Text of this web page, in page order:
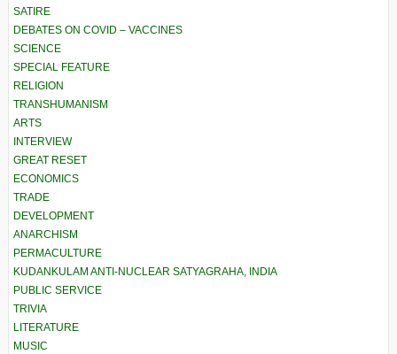
SATIRE
DEBATES ON COVID – VACCINES
SCIENCE
SPECIAL FEATURE
RELIGION
TRANSHUMANISM
ARTS
INTERVIEW
GREAT RESET
ECONOMICS
TRADE
DEVELOPMENT
ANARCHISM
PERMACULTURE
KUDANKULAM ANTI-NUCLEAR SATYAGRAHA, INDIA
PUBLIC SERVICE
TRIVIA
LITERATURE
MUSIC